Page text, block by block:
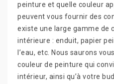
peinture et quelle couleur
peuvent vous fournir des
existe une large gamme de
intérieure : enduit, papier
l’eau, etc. Nous saurons
couleur de peinture qui
intérieur, ainsi qu’à votre